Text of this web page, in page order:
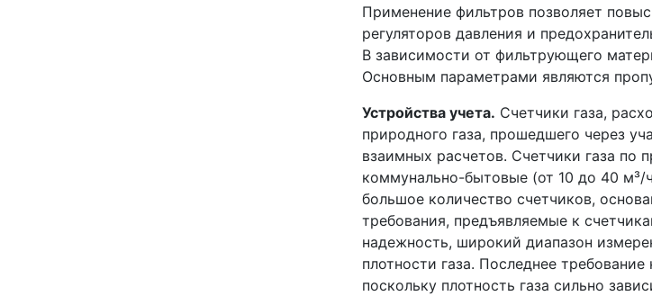
Применение фильтров позволяет
регуляторов давления и
В зависимости от фильтрующего
Основным параметрами являются
Устройства учета. Счетчики газа,
природного газа, прошедшего через
взаимных расчетов. Счетчики газа по
коммунально-бытовые (от 10 до 40
большое количество счетчиков,
требования, предъявляемые к
надежность, широкий диапазон
плотности газа. Последнее
поскольку плотность газа сильно